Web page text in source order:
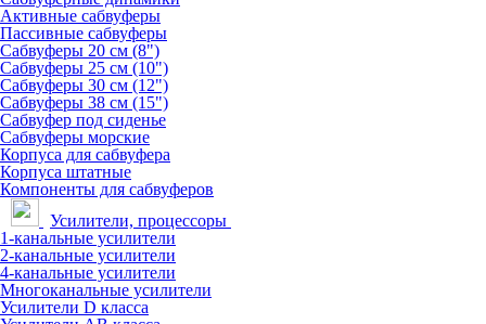
Активные сабвуферы
Пассивные сабвуферы
Сабвуферы 20 см (8")
Сабвуферы 25 см (10")
Сабвуферы 30 см (12")
Сабвуферы 38 см (15")
Сабвуфер под сиденье
Сабвуферы морские
Корпуса для сабвуфера
Корпуса штатные
Компоненты для сабвуферов
Усилители, процессоры
1-канальные усилители
2-канальные усилители
4-канальные усилители
Многоканальные усилители
Усилители D класса